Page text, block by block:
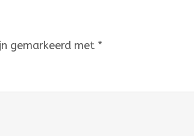
gemarkeerd met *